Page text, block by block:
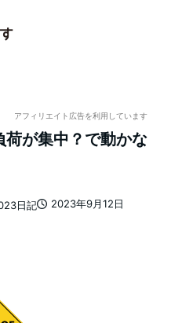
アフィリエイト広告を利用しています
が集中？で動かな
投稿日
2023年9月12日
リー日記